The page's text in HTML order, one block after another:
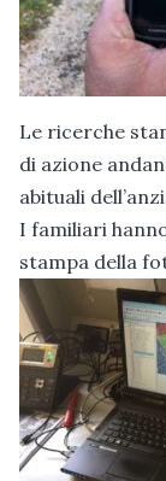
Le ricerche
di azione
abituali
I familiari
stampa della